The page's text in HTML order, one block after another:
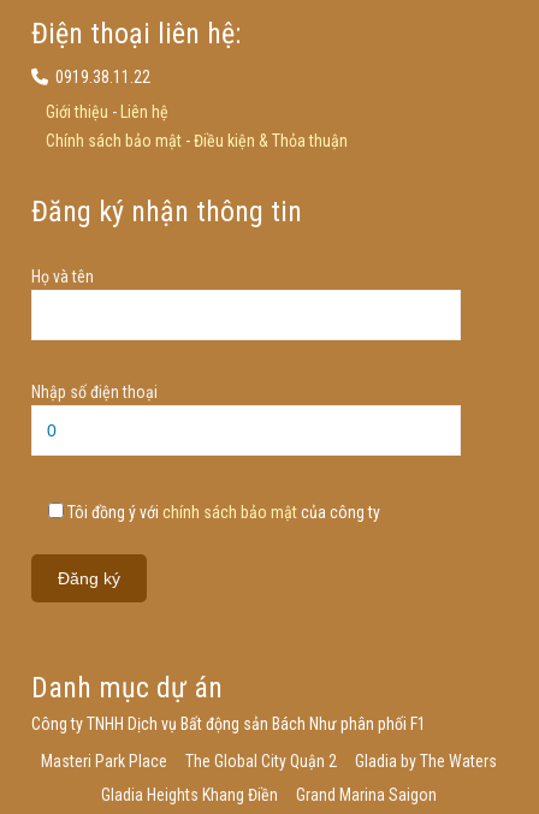
Điện thoại liên hệ:
0919.38.11.22
Giới thiệu - Liên hệ
Chính sách bảo mật-Điều kiện & Thỏa thuận
Đăng ký nhận thông tin
Họ và tên
Nhập số điện thoại
Tôi đồng ý với chính sách bảo mậtcủa công ty
Danh mục dự án
Công ty TNHH Dịch vụ Bất động sản Bách Như phân phối F1
Masteri Park Place
The Global City Quận 2
Gladia by The Waters
Gladia Heights Khang Điền
Grand Marina Saigon